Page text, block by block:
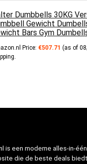
Dumbbells 30KG
Gewicht
Bars Gym
Price: €507.71 (as of
.
is een moderne alles-in-
die de beste deals